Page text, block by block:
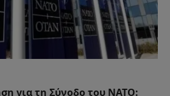
για τη Σύνοδο του ΝΑΤΟ: